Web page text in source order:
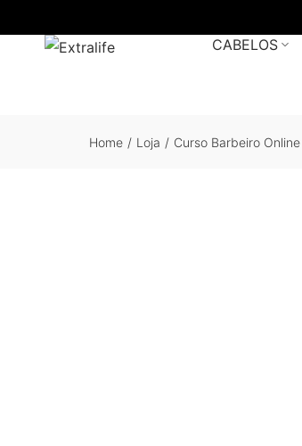
CABELOS
Home / Loja / Curso Barbeiro Online